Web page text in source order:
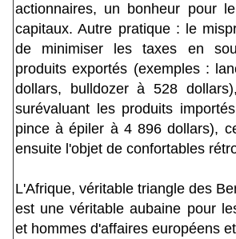
actionnaires, un bonheur pour
capitaux. Autre pratique : le
de minimiser les taxes en
produits exportés (exemples :
dollars, bulldozer à 528
surévaluant les produits
pince à épiler à 4 896 dollars),
ensuite l'objet de confortables
L'Afrique, véritable triangle des
est une véritable aubaine pour
et hommes d'affaires européens